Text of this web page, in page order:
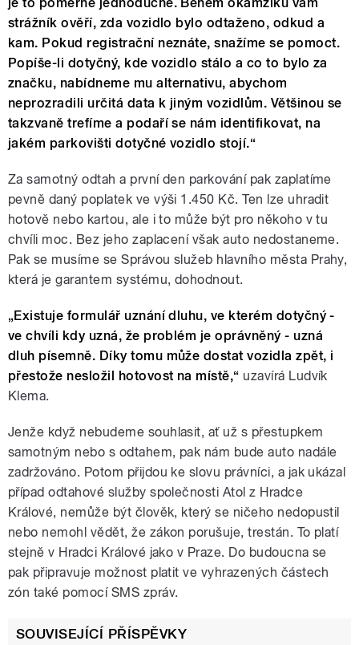
strážník ověří, zda vozidlo bylo odtaženo, odkud a
kam. Pokud registrační neznáte, snažíme se pomoct.
Popíše-li dotyčný, kde vozidlo stálo a co to bylo za
značku, nabídneme mu alternativu, abychom
neprozradili určitá data k jiným vozidlům. Většinou se
takzvaně trefíme a podaří se nám identifikovat, na
jakém parkovišti dotyčné vozidlo stojí.“
Za samotný odtah a první den parkování pak zaplatíme
pevně daný poplatek ve výši 1.450 Kč. Ten lze uhradit
hotově nebo kartou, ale i to může být pro někoho v tu
chvíli moc. Bez jeho zaplacení však auto nedostaneme.
Pak se musíme se Správou služeb hlavního města Prahy,
která je garantem systému, dohodnout.
„Existuje formulář uznání dluhu, ve kterém dotyčný -
ve chvíli kdy uzná, že problém je oprávněný - uzná
dluh písemně. Díky tomu může dostat vozidla zpět, i
přestože nesložil hotovost na místě,“ uzavírá Ludvík
Klema.
Jenže když nebudeme souhlasit, ať už s přestupkem
samotným nebo s odtahem, pak nám bude auto nadále
zadržováno. Potom přijdou ke slovu právníci, a jak ukázal
případ odtahové služby společnosti Atol z Hradce
Králové, nemůže být člověk, který se ničeho nedopustil
nebo nemohl vědět, že zákon porušuje, trestán. To platí
stejně v Hradci Králové jako v Praze. Do budoucna se
pak připravuje možnost platit ve vyhrazených částech
zón také pomocí SMS zpráv.
SOUVISEJÍCÍ PŘÍSPĚVKY